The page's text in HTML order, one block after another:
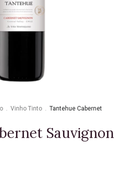
. Vinho Tinto . Tantehue Cabernet
Sauvignon